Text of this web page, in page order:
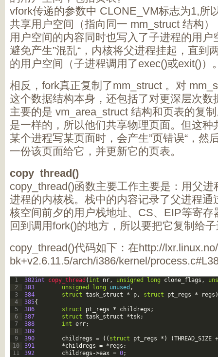
vfork传递的参数中 CLONE_VM标志为1,所
共享用户空间（指向同一 mm_struct 结构
用户空间的内容同时也写入了子进程的用
避免产生”混乱“，内核将父进程挂起，直到
的用户空间（子进程调用了exec()或exit()）
相反，fork真正复制了mm_struct 。对
这个数据结构本身，还包括了对更深层次数
主要的是 vm_area_struct 结构和页表的复
是一样的，所以他们共享物理页面。但这种
某个进程写某页面时，会产生”页错误“，然
一份该页面给它，并更新它的页表。
copy_thread()
copy_thread()函数主要工作主要是：用父
进程的内核栈。栈中的内容记录了父进程通
核空间前夕的用户栈地址、CS、EIP等寄
回到调用fork()的地方，所以要把它复制给
copy_thread()代码如下：在http://
bk+v2.6.11.5/arch/i386/kernel/
1
2
3
4
5
6
7
8
9
10
11
382int copy_thread ( int nr, unsigned long clone_flags ,
383
unsigned long unused ,
384
struct task_struct * p, struct pt_regs * regs )
385{
386
struct pt_regs * childregs ;
387
struct task_struct *tsk;
388
int err;
389
390
childregs = ( ( struct pt_regs * ) (THREAD_SIZE +
391
*childregs = * regs ;
392
childregs ->eax = 0;